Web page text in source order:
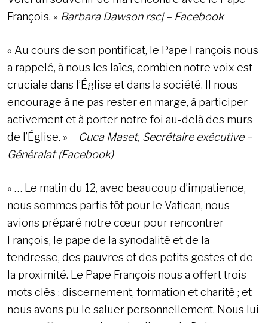
François. » Barbara Dawson rscj – Facebook
« Au cours de son pontificat, le Pape François nous
a rappelé, à nous les laïcs, combien notre voix est
cruciale dans l’Église et dans la société. Il nous
encourage à ne pas rester en marge, à participer
activement et à porter notre foi au-delà des murs
de l’Église. » – Cuca Maset, Secrétaire exécutive –
Généralat (Facebook)
« … Le matin du 12, avec beaucoup d’impatience,
nous sommes partis tôt pour le Vatican, nous
avions préparé notre cœur pour rencontrer
François, le pape de la synodalité et de la
tendresse, des pauvres et des petits gestes et de
la proximité. Le Pape François nous a offert trois
mots clés : discernement, formation et charité ; et
nous avons pu le saluer personnellement. Nous lui